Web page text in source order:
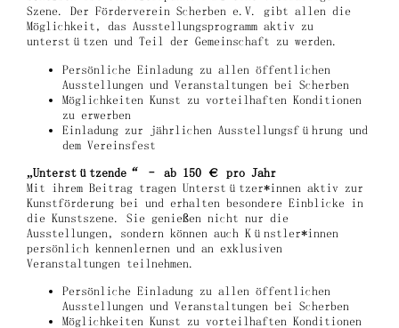
Szene. Der Förderverein Scherben e.V. gibt allen die
Möglichkeit, das Ausstellungsprogramm aktiv zu
unterstützen und Teil der Gemeinschaft zu werden.
Persönliche Einladung zu allen öffentlichen
Ausstellungen und Veranstaltungen bei Scherben
Möglichkeiten Kunst zu vorteilhaften Konditionen
zu erwerben
Einladung zur jährlichen Ausstellungsführung und
dem Vereinsfest
„Unterstützende“ – ab 150 € pro Jahr
Mit ihrem Beitrag tragen Unterstützer*innen aktiv zur
Kunstförderung bei und erhalten besondere Einblicke in
die Kunstszene. Sie genießen nicht nur die
Ausstellungen, sondern können auch Künstler*innen
persönlich kennenlernen und an exklusiven
Veranstaltungen teilnehmen.
Persönliche Einladung zu allen öffentlichen
Ausstellungen und Veranstaltungen bei Scherben
Möglichkeiten Kunst zu vorteilhaften Konditionen